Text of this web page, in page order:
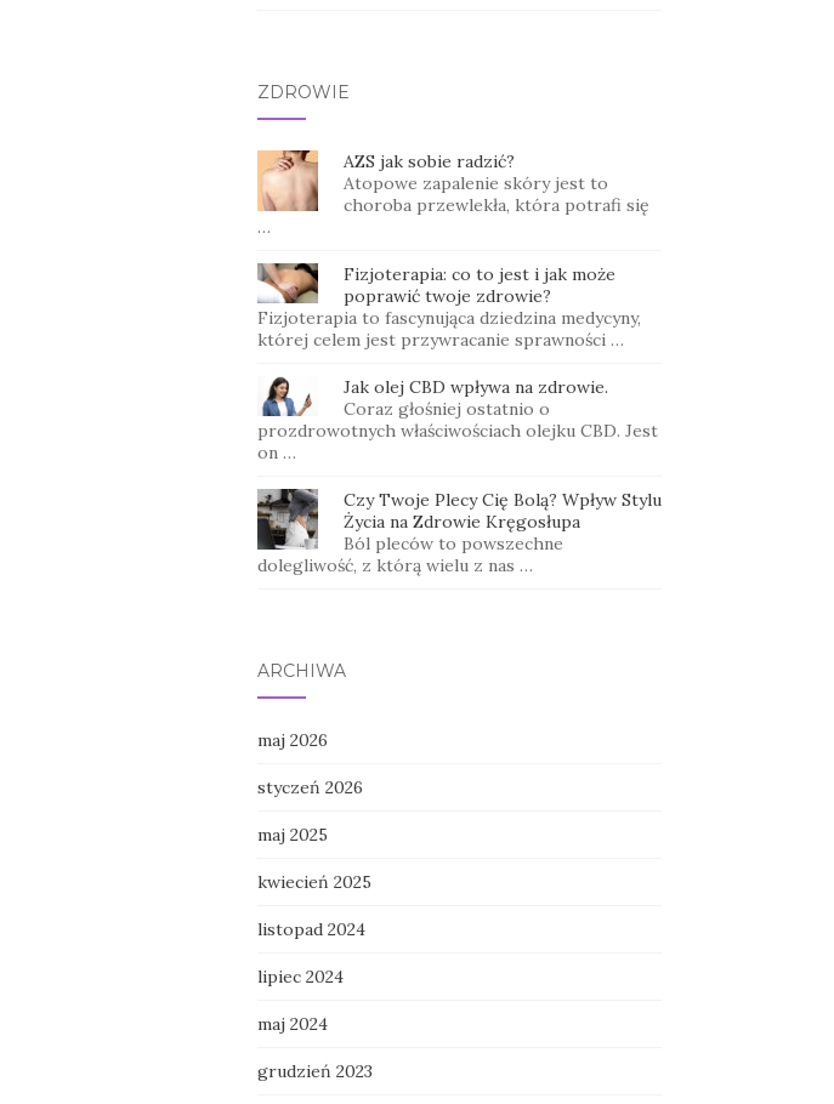
ZDROWIE
AZS jak sobie radzić?
Atopowe zapalenie skóry jest to
choroba przewlekła, która potrafi się
…
Fizjoterapia: co to jest i jak może
poprawić twoje zdrowie?
Fizjoterapia to fascynująca dziedzina medycyny,
której celem jest przywracanie sprawności …
Jak olej CBD wpływa na zdrowie.
Coraz głośniej ostatnio o
prozdrowotnych właściwościach olejku CBD. Jest
on …
Czy Twoje Plecy Cię Bolą? Wpływ Stylu
Życia na Zdrowie Kręgosłupa
Ból pleców to powszechne
dolegliwość, z którą wielu z nas …
ARCHIWA
maj 2026
styczeń 2026
maj 2025
kwiecień 2025
listopad 2024
lipiec 2024
maj 2024
grudzień 2023